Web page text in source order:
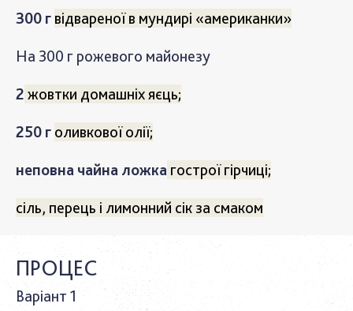
300 г відвареної в мундирі «американки»
На 300 г рожевого майонезу
2 жовтки домашніх яєць;
250 г оливкової олії;
неповна чайна ложка гострої гірчиці;
сіль, перець і лимонний сік за смаком
ПРОЦЕС
Варіант 1